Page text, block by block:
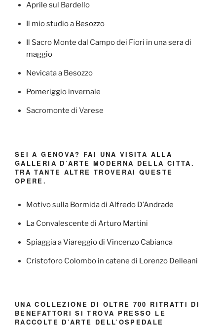
Aprile sul Bardello
Il mio studio a Besozzo
Il Sacro Monte dal Campo dei Fiori in una sera di
maggio
Nevicata a Besozzo
Pomeriggio invernale
Sacromonte di Varese
SEI A GENOVA? FAI UNA VISITA ALLA
GALLERIA D’ARTE MODERNA DELLA CITTÀ.
TRA TANTE ALTRE TROVERAI QUESTE
OPERE.
Motivo sulla Bormida di Alfredo D’Andrade
La Convalescente di Arturo Martini
Spiaggia a Viareggio di Vincenzo Cabianca
Cristoforo Colombo in catene di Lorenzo Delleani
UNA COLLEZIONE DI OLTRE 700 RITRATTI DI
BENEFATTORI SI TROVA PRESSO LE
RACCOLTE D’ARTE DELL’OSPEDALE